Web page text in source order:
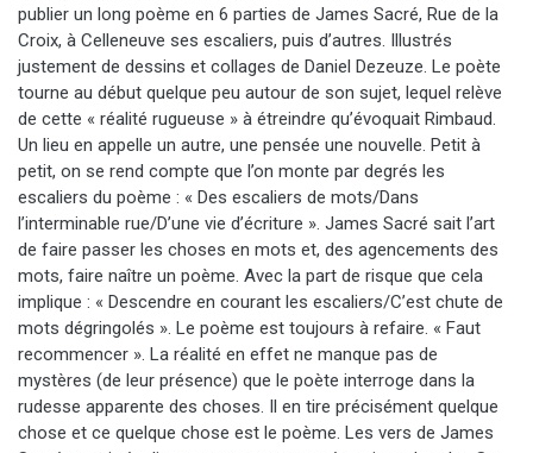
publier un long poème en 6 parties de James Sacré, Rue de la
Croix, à Celleneuve ses escaliers, puis d’autres. Illustrés
justement de dessins et collages de Daniel Dezeuze. Le poète
tourne au début quelque peu autour de son sujet, lequel relève
de cette « réalité rugueuse » à étreindre qu’évoquait Rimbaud.
Un lieu en appelle un autre, une pensée une nouvelle. Petit à
petit, on se rend compte que l’on monte par degrés les
escaliers du poème : « Des escaliers de mots/Dans
l’interminable rue/D’une vie d’écriture ». James Sacré sait l’art
de faire passer les choses en mots et, des agencements des
mots, faire naître un poème. Avec la part de risque que cela
implique : « Descendre en courant les escaliers/C’est chute de
mots dégringolés ». Le poème est toujours à refaire. « Faut
recommencer ». La réalité en effet ne manque pas de
mystères (de leur présence) que le poète interroge dans la
rudesse apparente des choses. Il en tire précisément quelque
chose et ce quelque chose est le poème. Les vers de James